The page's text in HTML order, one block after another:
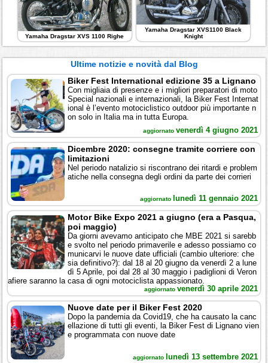
Yamaha Dragstar XVS 1100 Righe
Yamaha Dragstar XVS1100 Black
Knight
Ultime notizie e novità dal Blog
Biker Fest International edizione 35 a Lignano
Con migliaia di presenze e i migliori preparatori di moto
Special nazionali e internazionali, la Biker Fest Internat
ional è l’evento motociclistico outdoor più importante n
on solo in Italia ma in tutta Europa.
aggiornato venerdì 4 giugno 2021
Dicembre 2020: consegne tramite corriere con
limitazioni
Nel periodo natalizio si riscontrano dei ritardi e problem
atiche nella consegna degli ordini da parte dei corrieri
aggiornato lunedì 11 gennaio 2021
Motor Bike Expo 2021 a giugno (era a Pasqua,
poi maggio)
Da giorni avevamo anticipato che MBE 2021 si sarebb
e svolto nel periodo primaverile e adesso possiamo co
municarvi le nuove date ufficiali (cambio ulteriore: che
sia definitivo?): dal 18 al 20 giugno da venerdì 2 a lune
dì 5 Aprile, poi dal 28 al 30 maggio i padiglioni di Veron
afiere saranno la casa di ogni motociclista appassionato.
aggiornato venerdì 30 aprile 2021
Nuove date per il Biker Fest 2020
Dopo la pandemia da Covid19, che ha causato la canc
ellazione di tutti gli eventi, la Biker Fest di Lignano vien
e programmata con nuove date
aggiornato lunedì 13 settembre 2021